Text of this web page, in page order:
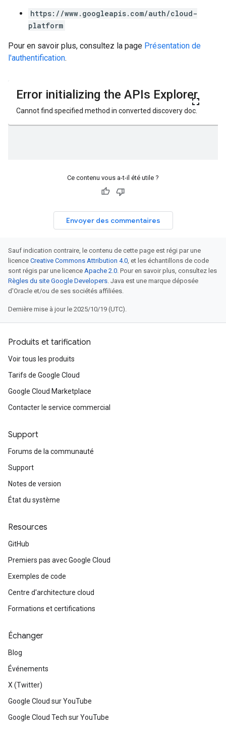
https://www.googleapis.com/auth/cloud-
platform
Pour en savoir plus, consultez la page Présentation de
l'authentification.
Ce contenu vous a-t-il été utile ?
Envoyer des commentaires
Sauf indication contraire, le contenu de cette page est régi par une
licence Creative Commons Attribution 4.0, et les échantillons de code
sont régis par une licence Apache 2.0. Pour en savoir plus, consultez les
Règles du site Google Developers. Java est une marque déposée
d'Oracle et/ou de ses sociétés affiliées.
Dernière mise à jour le 2025/10/19 (UTC).
Produits et tarification
Voir tous les produits
Tarifs de Google Cloud
Google Cloud Marketplace
Contacter le service commercial
Support
Forums de la communauté
Support
Notes de version
État du système
Resources
GitHub
Premiers pas avec Google Cloud
Exemples de code
Centre d'architecture cloud
Formations et certifications
Échanger
Blog
Événements
X (Twitter)
Google Cloud sur YouTube
Google Cloud Tech sur YouTube